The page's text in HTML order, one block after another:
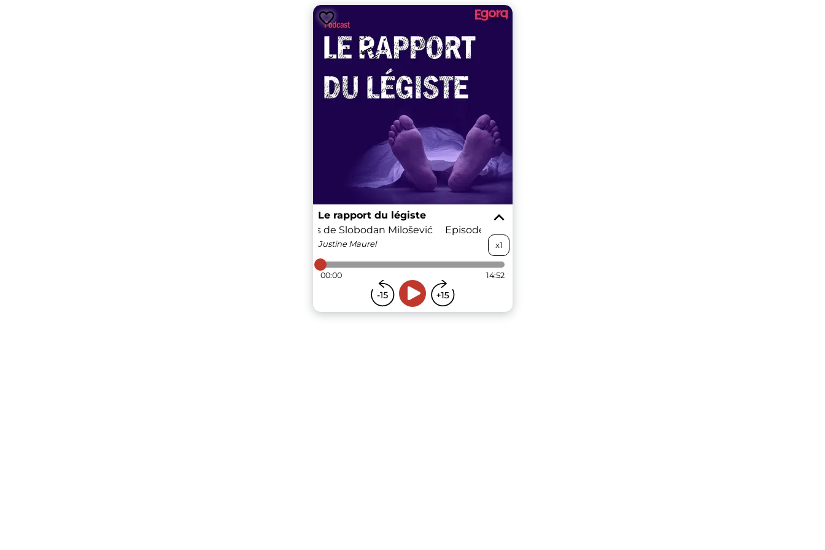
Le rapport du légiste
Episode 5 : Le procès de Slobodan Milošević
Episode 5 : Le procès de Slobodan Milošević
Justine Maurel x1
00:00 14:52
...